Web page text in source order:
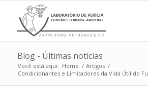
Blog - Últimas notícias
Você está aqui: Home / Artigos /
Condicionantes e Limitadores da Vida Útil do